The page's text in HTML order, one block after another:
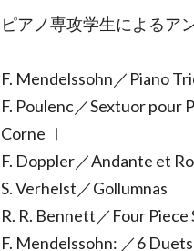
ピアノ専攻学生によるア
F. Mendelssohn／Piano
F. Poulenc／Sextuor pour
Corne Ⅰ
F. Doppler／Andante et
S. Verhelst／Gollumnas
R. R. Bennett／Four Piece
F. Mendelssohn: ／6